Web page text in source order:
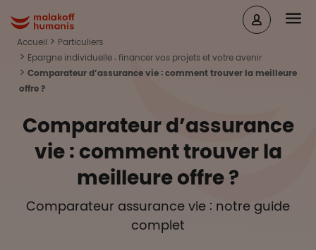
Malakoff Humanis Accueil
Accueil
Particuliers
Epargne individuelle : financer vos projets et votre avenir
Comparateur d’assurance vie : comment trouver la meilleure
offre ?
Comparateur d’assurance
vie : comment trouver la
meilleure offre ?
Comparateur assurance vie : notre guide
complet